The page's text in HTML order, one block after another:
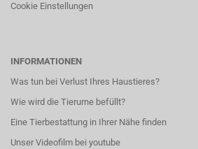
Cookie Einstellungen
INFORMATIONEN
Was tun bei Verlust Ihres Haustieres?
Wie wird die Tierurne befüllt?
Eine Tierbestattung in Ihrer Nähe finden
Unser Videofilm bei youtube